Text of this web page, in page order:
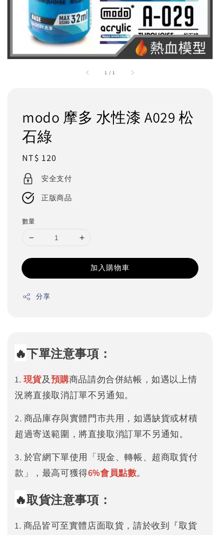
1 / 1
modo 摩多 水性漆 A029 松
石綠
Regular
price
NT$ 120
安全支付
正版商品
數量
加入購物車
分享
🔥下單注意事項：
1. 現貨及預購商品請勿合併結帳，如遇以上情
況將直接取消訂單不另通知。
2. 商品庫存與實體門市共用，如遇缺貨或材積
超過寄送範圍，將直接取消訂單不另通知。
3. 於官網下單使用「現金、轉帳、超商取貨付
款」，最高可獲得6%會員點數。
🔥取貨注意事項：
1. 商品皆可至實體店面取貨，請於收到『取貨